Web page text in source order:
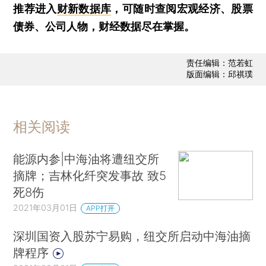
推荐进入财新数据库 ，可随时查阅宏观经济、股票
债券、公司人物，财经数据尽在掌握。
责任编辑：范若虹
版面编辑：邱祺璞
相关阅读
能源内参|中海油将遭纽交所
摘牌；吉林化纤突发事故 致5
死8伤
2021年03月01日 APP打开
深圳国资入股苏宁易购，纽交所启动中海油摘
牌程序